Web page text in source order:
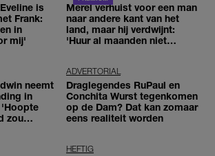
is
Frank:
in
mij'
Merel verhuist voor een man
naar andere kant van het
land, maar hij verdwijnt:
'Huur al maanden niet
neemt
in
zou
ADVERTORIAL
Draglegendes RuPaul en
Conchita Wurst tegenkomen
op de Dam? Dat kan zomaar
eens realiteit worden
HEFTIG